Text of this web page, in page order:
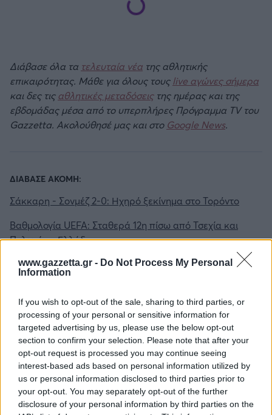
www.gazzetta.gr - Do Not Process My Personal
Information
If you wish to opt-out of the sale, sharing to third parties, or
processing of your personal or sensitive information for
targeted advertising by us, please use the below opt-out
section to confirm your selection. Please note that after your
opt-out request is processed you may continue seeing
interest-based ads based on personal information utilized by
us or personal information disclosed to third parties prior to
your opt-out. You may separately opt-out of the further
disclosure of your personal information by third parties on the
Διάβασε όλα τα τελευταία νέα της αθλητικής
επικαιρότητας. Μάθε για όλους τους live αγώνες σήμερα
και δες τιςαθλητικές μεταδόσειςτης ημέρας και της
εβδομάδας μέσα από το υπερπλήρες Πρόγραμμα TV του
Gazzetta. Ακολούθησέ μας και στο Google News.
ΔΙΑΒΑΣΕ ΑΚΟΜΗ:
Σάκκαρη - Σονμέζ 2-0: Ηχηρό ξεκίνημα στο Τορόντο
Βαθμολογία UEFA: Σταθερά 12η πίσω από Τσεχία και
Πολωνία η Ελλάδα
Νίστρουπ: «Γι' αυτό δεχόμαστε τόσες αντεπιθέσεις»
Tags: ΒΕΛΙΓΡΑΔΙ
FINAL FOUR 2022
FINAL 4 FINAL FOUR